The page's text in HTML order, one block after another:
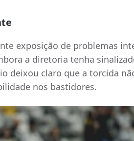
exposição de problemas
a diretoria tenha
deixou claro que a torcida
nos bastidores.